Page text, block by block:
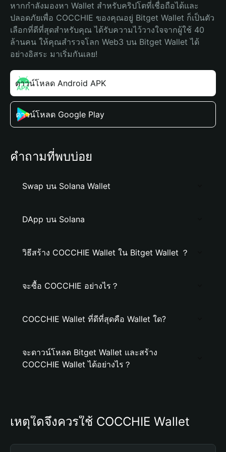
หากกำลังมองหา Wallet สำหรับคริปโตที่เชื่อถือได้และ
ปลอดภัยเพื่อ COCCHIE ของคุณอยู่ Bitget Wallet ก็เป็นตัว
เลือกที่ดีที่สุดสำหรับคุณ ได้รับความไว้วางใจจากผู้ใช้ 40
ล้านคน ให้คุณสำรวจโลก Web3 บน Bitget Wallet ได้
อย่างอิสระ มาเริ่มกันเลย!
ดาวน์โหลด Android APK
ดาวน์โหลด Google Play
คำถามที่พบบ่อย
Swap บน Solana Wallet
DApp บน Solana
วิธีสร้าง COCCHIE Wallet ใน Bitget Wallet ？
จะซื้อ COCCHIE อย่างไร？
COCCHIE Wallet ที่ดีที่สุดคือ Wallet ใด?
จะดาวน์โหลด Bitget Wallet และสร้าง
COCCHIE Wallet ได้อย่างไร？
เหตุใดจึงควรใช้ COCCHIE Wallet